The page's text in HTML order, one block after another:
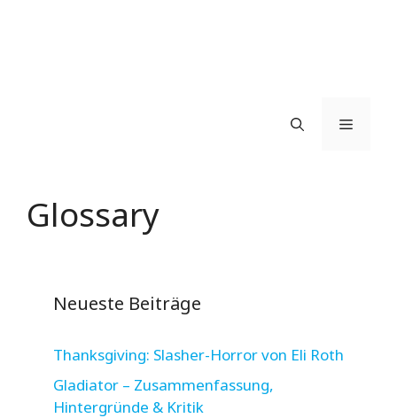
Menü
Glossary
Neueste Beiträge
Thanksgiving: Slasher-Horror von Eli Roth
Gladiator – Zusammenfassung,
Hintergründe & Kritik